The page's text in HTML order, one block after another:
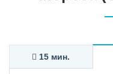
15 мин.